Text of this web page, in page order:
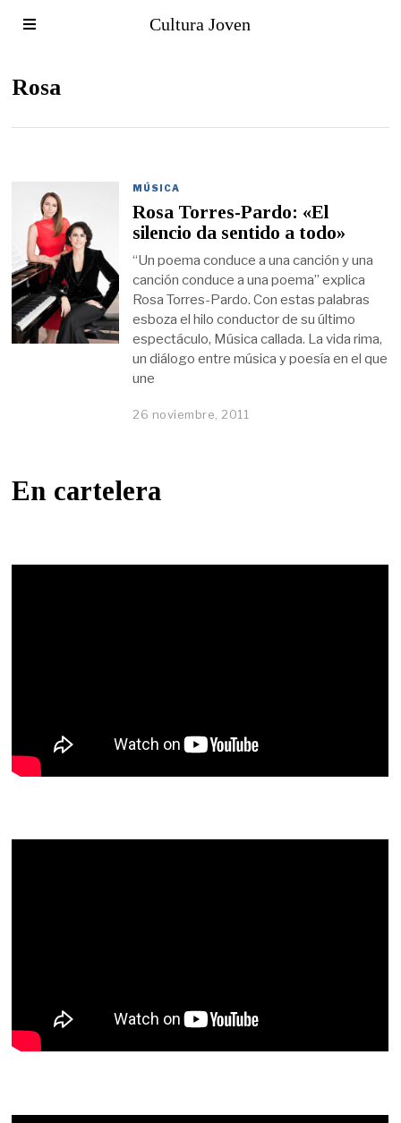
Cultura Joven
Rosa
MÚSICA
Rosa Torres-Pardo: «El
silencio da sentido a todo»
“Un poema conduce a una canción y una
canción conduce a una poema” explica
Rosa Torres-Pardo. Con estas palabras
esboza el hilo conductor de su último
espectáculo, Música callada. La vida rima,
un diálogo entre música y poesía en el que
une
26 noviembre, 2011
En cartelera